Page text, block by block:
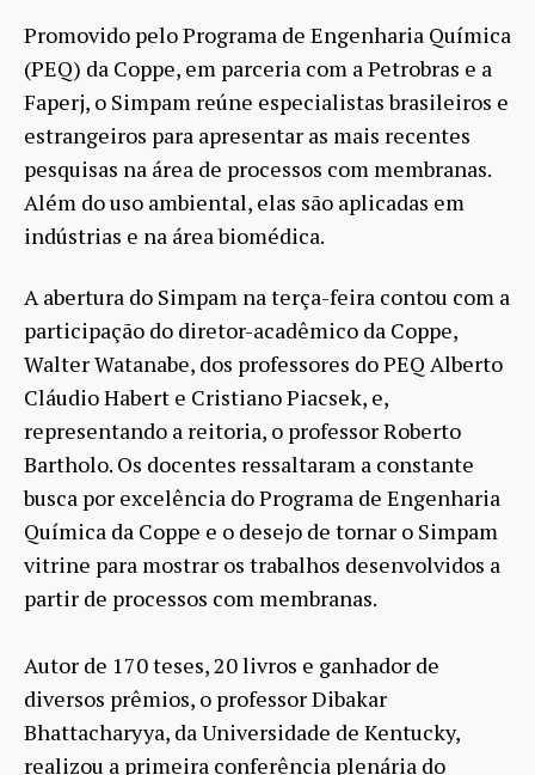
Promovido pelo Programa de Engenharia Química
(PEQ) da Coppe, em parceria com a Petrobras e a
Faperj, o Simpam reúne especialistas brasileiros e
estrangeiros para apresentar as mais recentes
pesquisas na área de processos com membranas.
Além do uso ambiental, elas são aplicadas em
indústrias e na área biomédica.
A abertura do Simpam na terça-feira contou com a
participação do diretor-acadêmico da Coppe,
Walter Watanabe, dos professores do PEQ Alberto
Cláudio Habert e Cristiano Piacsek, e,
representando a reitoria, o professor Roberto
Bartholo. Os docentes ressaltaram a constante
busca por excelência do Programa de Engenharia
Química da Coppe e o desejo de tornar o Simpam
vitrine para mostrar os trabalhos desenvolvidos a
partir de processos com membranas.
Autor de 170 teses, 20 livros e ganhador de
diversos prêmios, o professor Dibakar
Bhattacharyya, da Universidade de Kentucky,
realizou a primeira conferência plenária do